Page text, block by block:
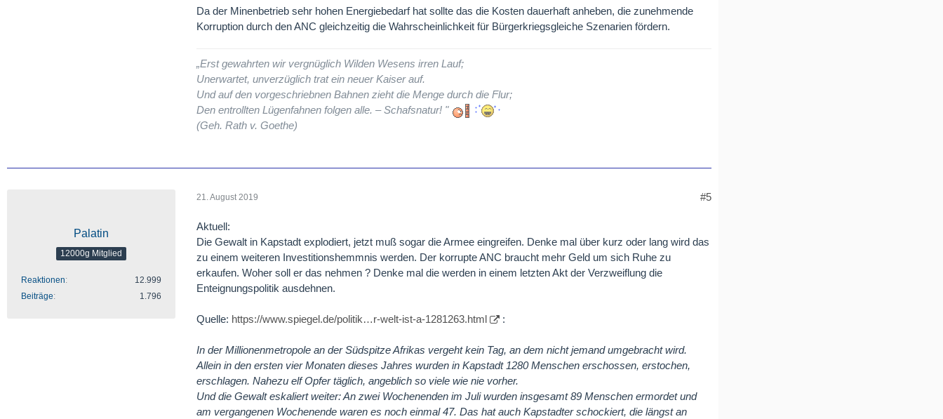
Da der Minenbetrieb sehr hohen Energiebedarf hat sollte das die Kosten dauerhaft anheben, die zunehmende
Korruption durch den ANC gleichzeitig die Wahrscheinlichkeit für Bürgerkriegsgleiche Szenarien fördern.
„Erst gewahrten wir vergnüglich Wilden Wesens irren Lauf;
Unerwartet, unverzüglich trat ein neuer Kaiser auf.
Und auf den vorgeschriebnen Bahnen zieht die Menge durch die Flur;
Den entrollten Lügenfahnen folgen alle. – Schafsnatur! "
(Geh. Rath v. Goethe)
Palatin
12000g Mitglied
Reaktionen
12.999
Beiträge
1.796
21. August 2019 #5
Aktuell:
Die Gewalt in Kapstadt explodiert, jetzt muß sogar die Armee eingreifen. Denke mal über kurz oder lang wird das
zu einem weiteren Investitionshemmnis werden. Der korrupte ANC braucht mehr Geld um sich Ruhe zu
erkaufen. Woher soll er das nehmen ? Denke mal die werden in einem letzten Akt der Verzweiflung die
Enteignungspolitik ausdehnen.
Quelle: https://www.spiegel.de/politik…r-welt-ist-a-1281263.html :
In der Millionenmetropole an der Südspitze Afrikas vergeht kein Tag, an dem nicht jemand umgebracht wird.
Allein in den ersten vier Monaten dieses Jahres wurden in Kapstadt 1280 Menschen erschossen, erstochen,
erschlagen. Nahezu elf Opfer täglich, angeblich so viele wie nie vorher.
Und die Gewalt eskaliert weiter: An zwei Wochenenden im Juli wurden insgesamt 89 Menschen ermordet und
am vergangenen Wochenende waren es noch einmal 47. Das hat auch Kapstadter schockiert, die längst an